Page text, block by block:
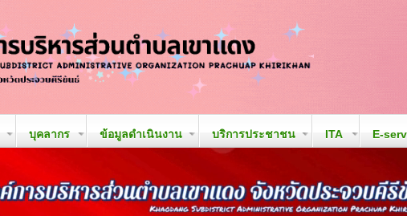
บุคลากร ข้อมูลดำเนินงาน บริการประชาชน ITA E-